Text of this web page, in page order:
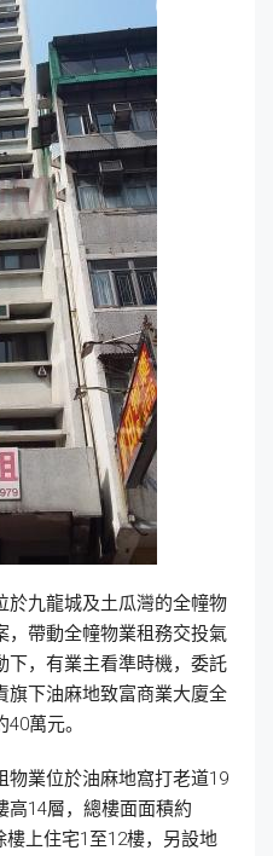
於九龍城及土瓜灣的全幢物
，帶動全幢物業租務交投氣
下，有業主看準時機，委託
旗下油麻地致富商業大廈全
萬元。
物業位於油麻地窩打老道19
高14層，總樓面面積約
樓上住宅1至12樓，另設地